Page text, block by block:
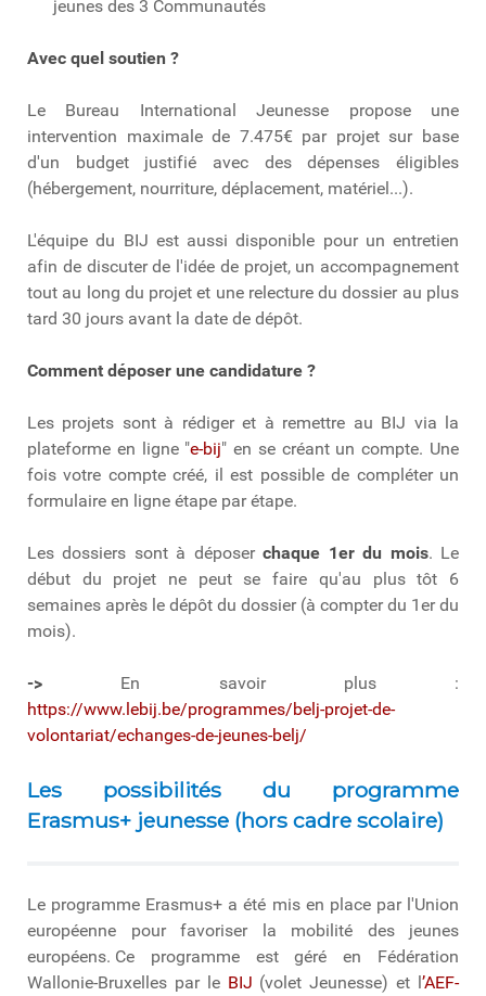
jeunes des 3 Communautés
Avec quel soutien ?
Le Bureau International Jeunesse propose une
intervention maximale de 7.475€ par projet sur base
d'un budget justifié avec des dépenses éligibles
(hébergement, nourriture, déplacement, matériel...).
L'équipe du BIJ est aussi disponible pour un entretien
afin de discuter de l'idée de projet, un accompagnement
tout au long du projet et une relecture du dossier au plus
tard 30 jours avant la date de dépôt.
Comment déposer une candidature ?
Les projets sont à rédiger et à remettre au BIJ via la
plateforme en ligne "e-bij" en se créant un compte. Une
fois votre compte créé, il est possible de compléter un
formulaire en ligne étape par étape.
Les dossiers sont à déposerchaque 1er du mois. Le
début du projet ne peut se faire qu'au plus tôt 6
semaines après le dépôt du dossier (à compter du 1er du
mois).
-> En savoir plus :
https://www.lebij.be/programmes/belj-projet-de-
volontariat/echanges-de-jeunes-belj/
Les possibilités du programme
Erasmus+ jeunesse (hors cadre scolaire)
Le programme Erasmus+ a été mis en place par l'Union
européenne pour favoriser la mobilité des jeunes
européens. Ce programme est géré en Fédération
Wallonie-Bruxelles par le BIJ (volet Jeunesse) et l’AEF-